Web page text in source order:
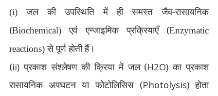
(i)जल की उपस्थिति में ही समस्त जैव-रासायनिक
(Biochemical)एवं एन्जाइमिक प्रक्रियाएँ (Enzymatic
reactions)सेपूर्ण होती हैं।
(ii)प्रकाश संश्लेषण की क्रिया में जल (H2O)का प्रकाश
रासायनिक अपघटन या फोटोलिसिस (Photolysis)होता